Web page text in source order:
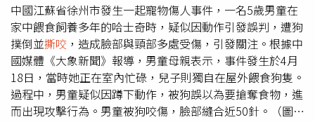
研判，相關管教方式已具持續性與不當性，違反《動物保護
法》第5條規定，因此在4月28日完成裁罰並命限期改善。
考量到動物安全及後續照護風險，動防所於5月2日再次進場
查核，除逐隻掃描晶片，並由獸醫師進行初步健康檢查。為
避免犬隻持續暴露於不當對待環境，已依《行政執行法》第
36條採取緊急安置措施，將現場犬隻全數扣留，先行送至苗
栗縣動物保護教育園區（收容所）安置，並視醫療量能分批
中國江蘇省徐州市發生一起寵物傷人事件，一名5歲男童在
家中餵食飼養多年的哈士奇時，疑似因動作引發誤判，遭狗
撲倒並撕咬 ，造成臉部與頸部多處受傷，引發關注。根據中
國媒體《大象新聞》報導，男童母親表示，事件發生於4月
18日，當時她正在室內忙碌，兒子則獨自在屋外餵食狗隻。
過程中，男童疑似因蹲下動作，被狗誤以為要搶奪食物，進
而出現攻擊行為。男童被狗咬傷，臉部縫合近50針。（圖／